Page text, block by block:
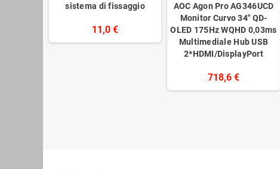
sistema di fissaggio
11,0 €
AOC Agon Pro AG346UCD
Monitor Curvo 34" QD-
OLED 175Hz WQHD 0,03ms
Multimediale Hub USB
2*HDMI/DisplayPort
718,6 €